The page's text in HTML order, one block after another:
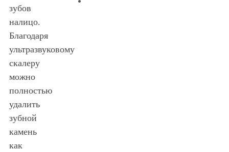
зубов
налицо.
Благодаря
ультразвуковому
скалеру
можно
полностью
удалить
зубной
камень
как